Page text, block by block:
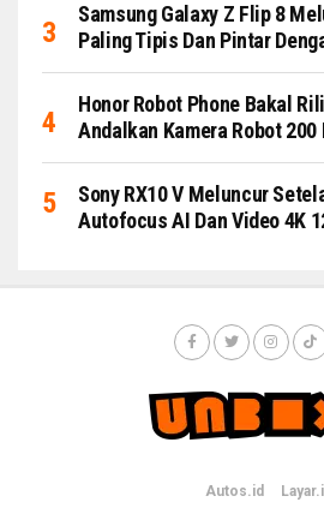
Samsung Galaxy Z Flip 8
Paling Tipis Dan Pintar
Honor Robot Phone Bakal
Andalkan Kamera Robot 200
Sony RX10 V Meluncur
Autofocus AI Dan Video 4K
Autos.id